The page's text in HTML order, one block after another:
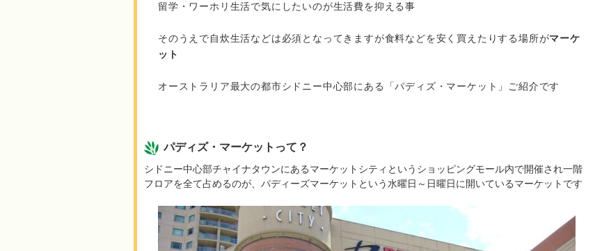
留学・ワーホリ生活で気にしたいのが生活費を抑える事
そのうえで自炊生活などは必須となってきますが食料などを安く買えたりする場所がマーケ
ット
オーストラリア最大の都市シドニー中心部にある「パディズ・マーケット」ご紹介です
パディズ・マーケットって？
シドニー中心部チャイナタウンにあるマーケットシティというショッピングモール内で開催され一階
フロアを全て占めるのが、パディーズマーケットという水曜日～日曜日に開いているマーケットです